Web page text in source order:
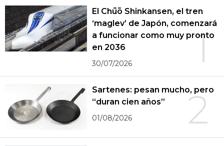
1
El Chūō Shinkansen, el tren
‘maglev’ de Japón, comenzará
a funcionar como muy pronto
en 2036
30/07/2026
2
Sartenes: pesan mucho, pero
“duran cien años”
01/08/2026